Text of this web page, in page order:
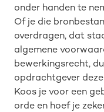
onder handen te
Of je die
overdragen, dat
algemene
bewerkingsrecht,
opdrachtgever
Koos je voor een
orde en hoef je